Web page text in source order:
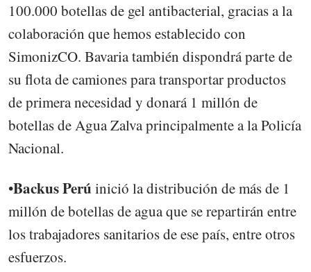
100.000 botellas de gel antibacterial, gracias a la
colaboración que hemos establecido con
SimonizCO. Bavaria también dispondrá parte de
su flota de camiones para transportar productos
de primera necesidad y donará 1 millón de
botellas de Agua Zalva principalmente a la Policía
Nacional.
•Backus Perúinició la distribución de más de 1
millón de botellas de agua que se repartirán entre
los trabajadores sanitarios de ese país, entre otros
esfuerzos.